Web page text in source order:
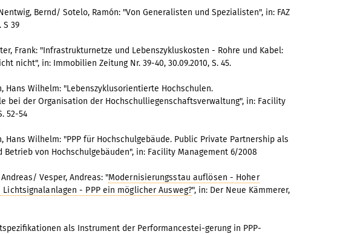
Bernd/ Sotelo, Ramón: "Von Generalisten und Spezialisten", in: FAZ
S 39
Frank: "Infrastrukturnetze und Lebenszykluskosten - Rohre und Kabel:
nicht", in: Immobilien Zeitung Nr. 39-40, 30.09.2010, S. 45.
Hans Wilhelm: "Lebenszyklusorientierte Hochschulen.
bei der Organisation der Hochschulliegenschaftsverwaltung", in: Facility
52-54
Hans Wilhelm: "PPP für Hochschulgebäude. Public Private Partnership als
von Hochschulgebäuden", in: Facility Management 6/2008
Vesper, Andreas: "Modernisierungsstau auflösen - Hoher
- PPP ein möglicher Ausweg?", in: Der Neue Kämmerer,
als Instrument der Performancestei-gerung in PPP-